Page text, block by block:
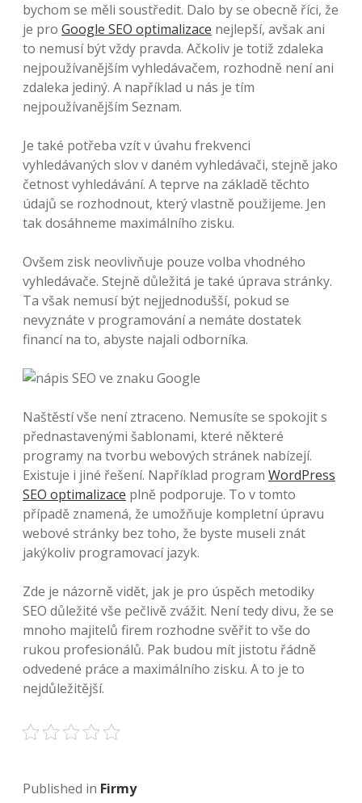
bychom se měli soustředit. Dalo by se obecně říci, že
je pro Google SEO optimalizace nejlepší, avšak ani
to nemusí být vždy pravda. Ačkoliv je totiž zdaleka
nejpoužívanějším vyhledávačem, rozhodně není ani
zdaleka jediný. A například u nás je tím
nejpoužívanějším Seznam.
Je také potřeba vzít v úvahu frekvenci
vyhledávaných slov v daném vyhledávači, stejně jako
četnost vyhledávání. A teprve na základě těchto
údajů se rozhodnout, který vlastně použijeme. Jen
tak dosáhneme maximálního zisku.
Ovšem zisk neovlivňuje pouze volba vhodného
vyhledávače. Stejně důležitá je také úprava stránky.
Ta však nemusí být nejjednodušší, pokud se
nevyznáte v programování a nemáte dostatek
financí na to, abyste najali odborníka.
Naštěstí vše není ztraceno. Nemusíte se spokojit s
přednastavenými šablonami, které některé
programy na tvorbu webových stránek nabízejí.
Existuje i jiné řešení. Například program WordPress
SEO optimalizace plně podporuje. To v tomto
případě znamená, že umožňuje kompletní úpravu
webové stránky bez toho, že byste museli znát
jakýkoliv programovací jazyk.
Zde je názorně vidět, jak je pro úspěch metodiky
SEO důležité vše pečlivě zvážit. Není tedy divu, že se
mnoho majitelů firem rozhodne svěřit to vše do
rukou profesionálů. Pak budou mít jistotu řádně
odvedené práce a maximálního zisku. A to je to
nejdůležitější.
Published in Firmy